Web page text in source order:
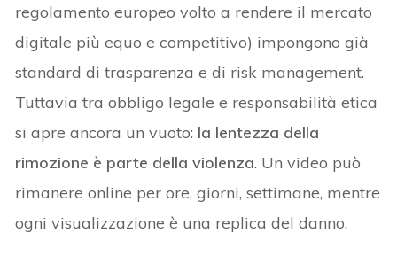
regolamento europeo volto a rendere il mercato
digitale più equo e competitivo) impongono già
standard di trasparenza e di risk management.
Tuttavia tra obbligo legale e responsabilità etica
si apre ancora un vuoto: la lentezza della
rimozione è parte della violenza. Un video può
rimanere online per ore, giorni, settimane, mentre
ogni visualizzazione è una replica del danno.